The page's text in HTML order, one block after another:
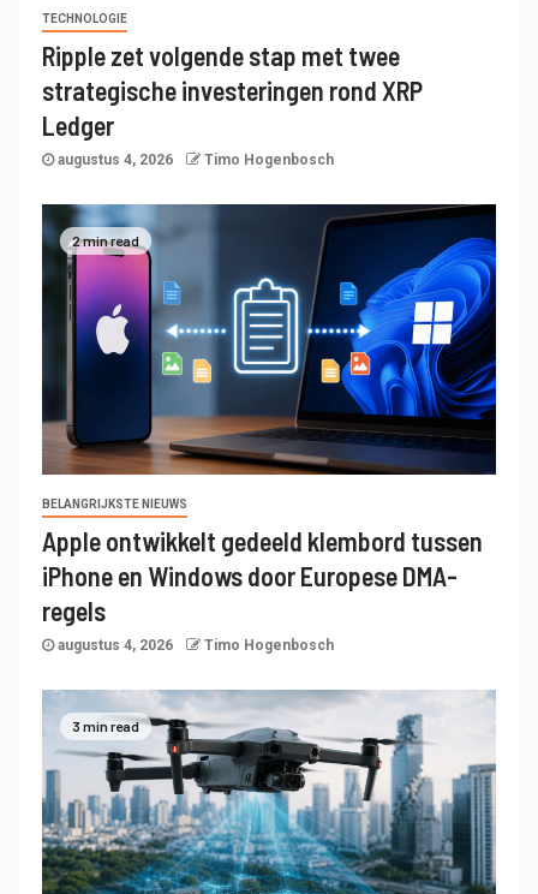
TECHNOLOGIE
Ripple zet volgende stap met twee
strategische investeringen rond XRP
Ledger
augustus 4, 2026 Timo Hogenbosch
2 min read
BELANGRIJKSTE NIEUWS
Apple ontwikkelt gedeeld klembord tussen
iPhone en Windows door Europese DMA-
regels
augustus 4, 2026 Timo Hogenbosch
3 min read